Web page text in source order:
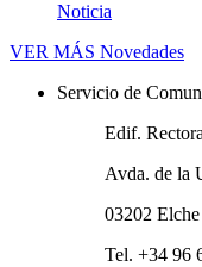
Noticia
VER MÁS Novedades
Servicio de
Edif.
Avda. de la
03202
Tel. +34 96